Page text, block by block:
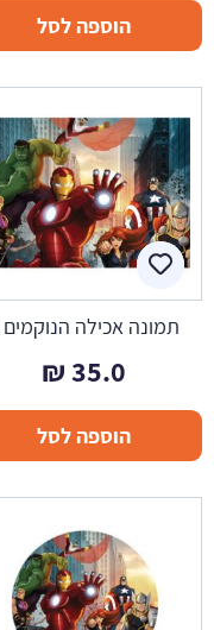
הוספה לסל
תמונה אכילה הנוקמים 4
35.0
₪
הוספה לסל